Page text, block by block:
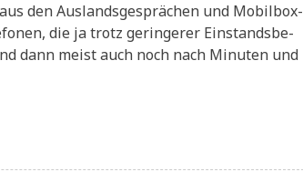
den Aus­lands­ge­sprä­chen und Mobil­box­
die ja trotz gerin­ge­rer Ein­stands­be­
dann meist auch noch nach Minu­ten und